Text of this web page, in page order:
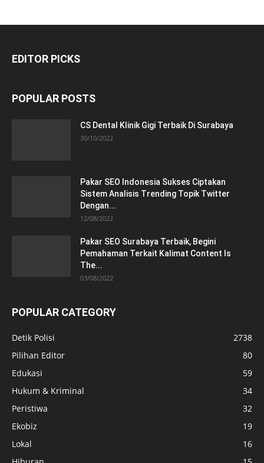
EDITOR PICKS
POPULAR POSTS
CS Dental Klinik Gigi Terbaik Di Surabaya
30/10/2022
Pakar SEO Indonesia Sukses Ciptakan
Sistem Analisis Trending Topik Twitter
Dengan...
12/08/2022
Pakar SEO Surabaya Terbaik, Begini
Pemahaman Terkait Kalimat Content Is
The...
03/08/2022
POPULAR CATEGORY
Detik Polisi
2738
Pilihan Editor
80
Edukasi
59
Hukum & Kriminal
34
Peristiwa
32
Ekobiz
19
Lokal
16